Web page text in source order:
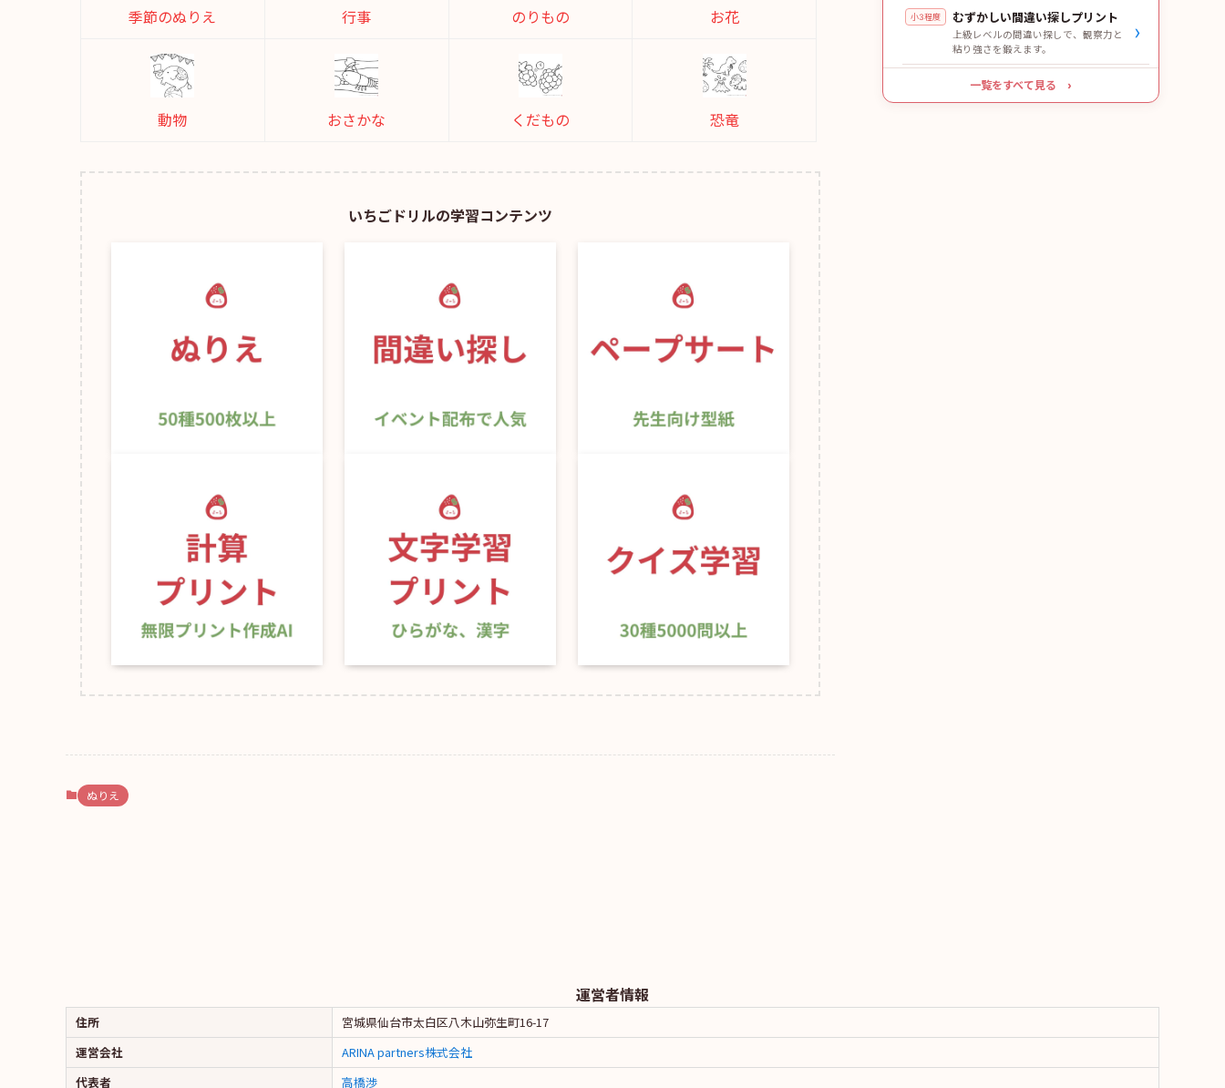
季節のぬりえ 行事 のりもの お花
動物 おさかな くだもの 恐竜
いちごドリルの学習コンテンツ
ぬりえ
小3程度 むずかしい間違い探しプリント
上級レベルの間違い探しで、観察力と
粘り強さを鍛えます。
›
一覧をすべて見る ›
運営者情報
住所
宮城県仙台市太白区八木山弥生町16-17
運営会社
ARINA partners株式会社
代表者
高橋渉